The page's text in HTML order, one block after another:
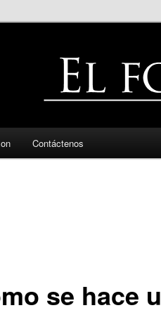
Contáctenos
se hace